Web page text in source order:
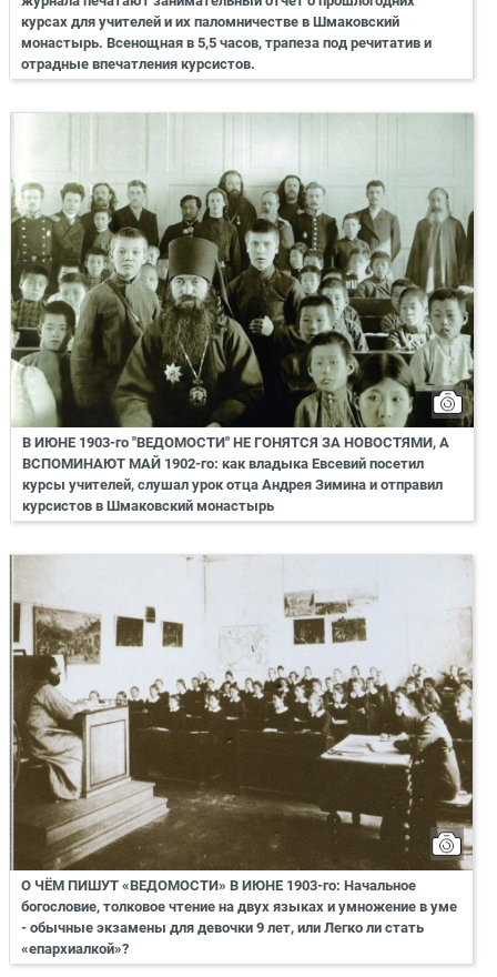
курсах для учителей и их паломничестве в Шмаковский
монастырь. Всенощная в 5,5 часов, трапеза под речитатив и
отрадные впечатления курсистов.
В ИЮНЕ 1903-го "ВЕДОМОСТИ" НЕ ГОНЯТСЯ ЗА НОВОСТЯМИ, А
ВСПОМИНАЮТ МАЙ 1902-го: как владыка Евсевий посетил
курсы учителей, слушал урок отца Андрея Зимина и отправил
курсистов в Шмаковский монастырь
О ЧЁМ ПИШУТ «ВЕДОМОСТИ» В ИЮНЕ 1903-го: Начальное
богословие, толковое чтение на двух языках и умножение в уме
- обычные экзамены для девочки 9 лет, или Легко ли стать
«епархиалкой»?